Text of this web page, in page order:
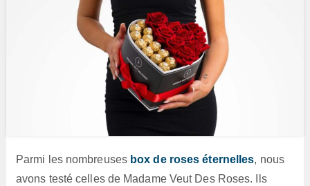
Parmi les nombreuses box de roses éternelles, nous
avons testé celles de Madame Veut Des Roses. Ils